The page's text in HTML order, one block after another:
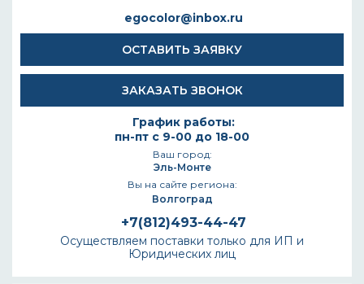
egocolor@inbox.ru
ОСТАВИТЬ ЗАЯВКУ
ЗАКАЗАТЬ ЗВОНОК
График работы:
пн-пт с 9-00 до 18-00
Ваш город:
Эль-Монте
Вы на сайте региона:
Волгоград
+7(812)493-44-47
Осуществляем поставки только для ИП и
Юридических лиц